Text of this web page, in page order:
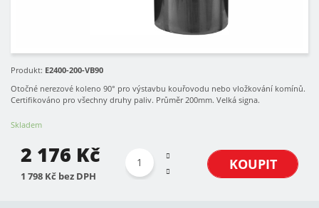
Produkt: E2400-200-VB90
Otočné nerezové koleno 90° pro výstavbu kouřovodu nebo vložkování komínů.
Certifikováno pro všechny druhy paliv. Průměr 200mm. Velká signa.
Skladem
2 176 Kč
1 798 Kč bez DPH
KOUPIT